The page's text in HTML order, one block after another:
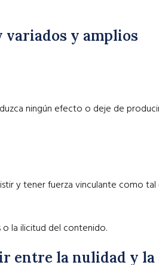
variados y amplios
ningún efecto o deje de
y tener fuerza vinculante como
la ilicitud del contenido.
entre la nulidad y